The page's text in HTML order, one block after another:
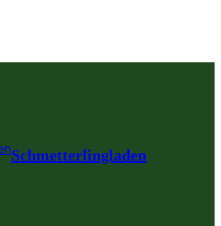
Schmetterlingladen